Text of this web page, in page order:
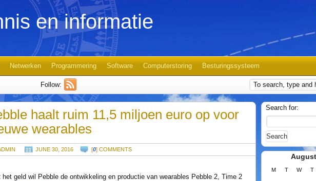
en informatie
Netwerken Programmering Software Computerstoring Besturingssysteem
Follow:
haalt ruim 11,5 miljoen euro op voor
wearables
JUNE 30, 2016 [0] COMMENTS
het geld wil Pebble de ontwikkeling en productie van wearables Pebble 2, Time 2
Search for:
M T W T